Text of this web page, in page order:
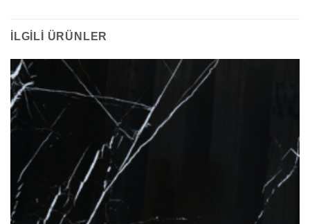
İLGILI ÜRÜNLER